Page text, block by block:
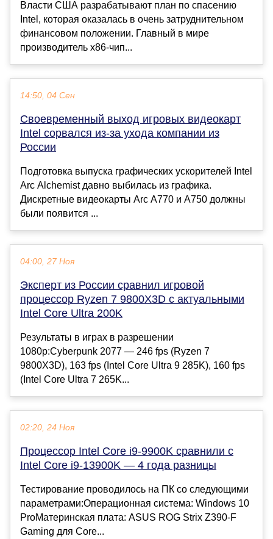
Власти США разрабатывают план по спасению
Intel, которая оказалась в очень затруднительном
финансовом положении. Главный в мире
производитель х86-чип...
14:50, 04 Сен
Своевременный выход игровых видеокарт
Intel сорвался из-за ухода компании из
России
Подготовка выпуска графических ускорителей Intel
Arc Alchemist давно выбилась из графика.
Дискретные видеокарты Arc A770 и A750 должны
были появится ...
04:00, 27 Ноя
Эксперт из России сравнил игровой
процессор Ryzen 7 9800X3D с актуальными
Intel Core Ultra 200K
Результаты в играх в разрешении
1080p:Cyberpunk 2077 — 246 fps (Ryzen 7
9800X3D), 163 fps (Intel Core Ultra 9 285K), 160 fps
(Intel Core Ultra 7 265K...
02:20, 24 Ноя
Процессор Intel Core i9-9900K сравнили с
Intel Core i9-13900K — 4 года разницы
Тестирование проводилось на ПК со следующими
параметрами:Операционная система: Windows 10
ProМатеринская плата: ASUS ROG Strix Z390-F
Gaming для Core...